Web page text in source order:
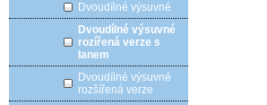
Dvoudílné výsuvné
Dvoudílné výsuvné
rozířená verze s
lanem
Dvoudílné výsuvné
rozšířená verze